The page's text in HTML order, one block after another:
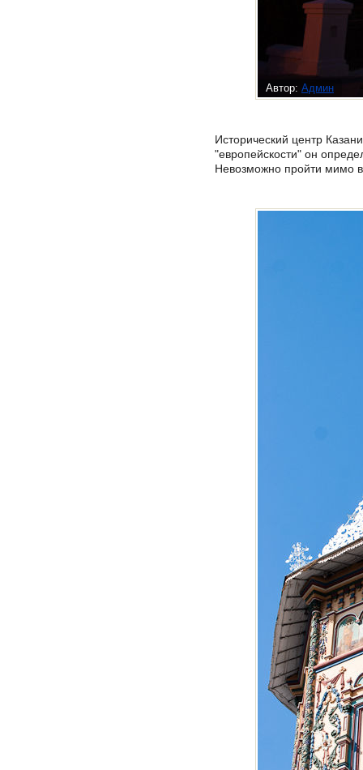
Автор: Админ
Исторический центр
"европейскости" он
Невозможно пройти мимо